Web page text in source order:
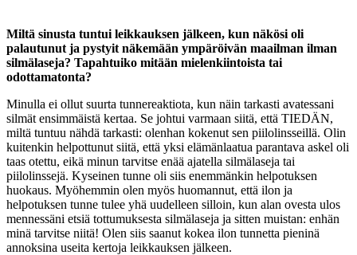
Miltä sinusta tuntui leikkauksen jälkeen, kun näkösi oli
palautunut ja pystyit näkemään ympäröivän maailman ilman
silmälaseja? Tapahtuiko mitään mielenkiintoista tai
odottamatonta?
Minulla ei ollut suurta tunnereaktiota, kun näin tarkasti avatessani
silmät ensimmäistä kertaa. Se johtui varmaan siitä, että TIEDÄN,
miltä tuntuu nähdä tarkasti: olenhan kokenut sen piilolinsseillä. Olin
kuitenkin helpottunut siitä, että yksi elämänlaatua parantava askel oli
taas otettu, eikä minun tarvitse enää ajatella silmälaseja tai
piilolinssejä. Kyseinen tunne oli siis enemmänkin helpotuksen
huokaus. Myöhemmin olen myös huomannut, että ilon ja
helpotuksen tunne tulee yhä uudelleen silloin, kun alan ovesta ulos
mennessäni etsiä tottumuksesta silmälaseja ja sitten muistan: enhän
minä tarvitse niitä! Olen siis saanut kokea ilon tunnetta pieninä
annoksina useita kertoja leikkauksen jälkeen.